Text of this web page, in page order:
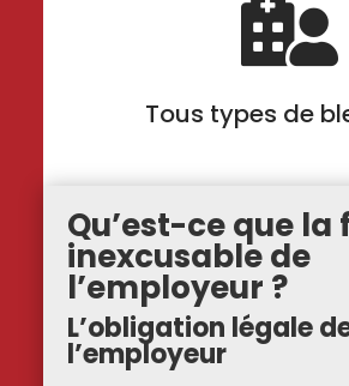

Tous types de
Qu’est-ce que la
inexcusable de
l’employeur ?
L’obligation légale
l’employeur